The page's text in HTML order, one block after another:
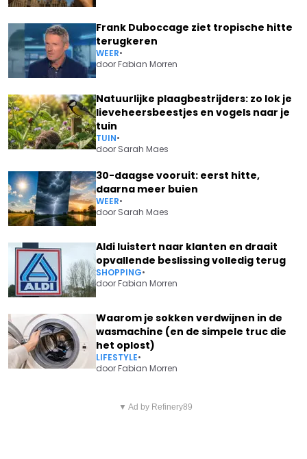
Frank Duboccage ziet tropische hitte
terugkeren
WEER•
doorFabian Morren
Natuurlijke plaagbestrijders: zo lok je
lieveheersbeestjes en vogels naar je
tuin
TUIN•
door Sarah Maes
30-daagse vooruit: eerst hitte,
daarna meer buien
WEER•
door Sarah Maes
Aldi luistert naar klanten en draait
opvallende beslissing volledig terug
SHOPPING•
doorFabian Morren
Waarom je sokken verdwijnen in de
wasmachine (en de simpele truc die
het oplost)
LIFESTYLE•
doorFabian Morren
MARGRIET HERMANS HEEFT ER
▼ Ad by Refinery89